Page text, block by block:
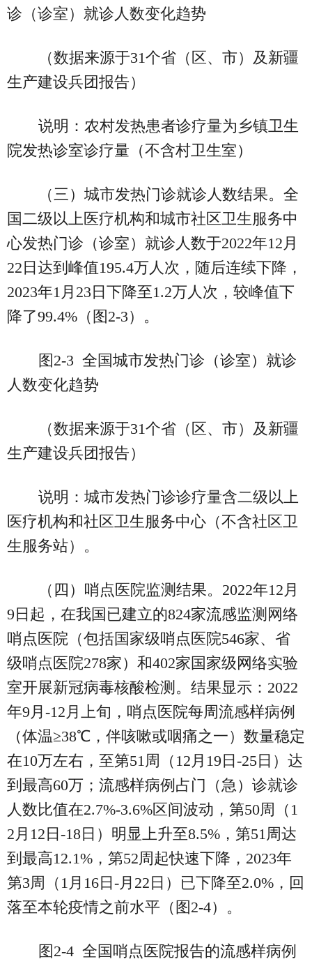
诊（诊室）就诊人数变化趋势
（数据来源于31个省（区、市）及新疆
生产建设兵团报告）
说明：农村发热患者诊疗量为乡镇卫生
院发热诊室诊疗量（不含村卫生室）
（三）城市发热门诊就诊人数结果。全
国二级以上医疗机构和城市社区卫生服务中
心发热门诊（诊室）就诊人数于2022年12月
22日达到峰值195.4万人次，随后连续下降，
2023年1月23日下降至1.2万人次，较峰值下
降了99.4%（图2-3）。
图2-3 全国城市发热门诊（诊室）就诊
人数变化趋势
（数据来源于31个省（区、市）及新疆
生产建设兵团报告）
说明：城市发热门诊诊疗量含二级以上
医疗机构和社区卫生服务中心（不含社区卫
生服务站）。
（四）哨点医院监测结果。2022年12月
9日起，在我国已建立的824家流感监测网络
哨点医院（包括国家级哨点医院546家、省
级哨点医院278家）和402家国家级网络实验
室开展新冠病毒核酸检测。结果显示：2022
年9月-12月上旬，哨点医院每周流感样病例
（体温≥38℃，伴咳嗽或咽痛之一）数量稳定
在10万左右，至第51周（12月19日-25日）达
到最高60万；流感样病例占门（急）诊就诊
人数比值在2.7%-3.6%区间波动，第50周（1
2月12日-18日）明显上升至8.5%，第51周达
到最高12.1%，第52周起快速下降，2023年
第3周（1月16日-月22日）已下降至2.0%，回
落至本轮疫情之前水平（图2-4）。
图2-4 全国哨点医院报告的流感样病例